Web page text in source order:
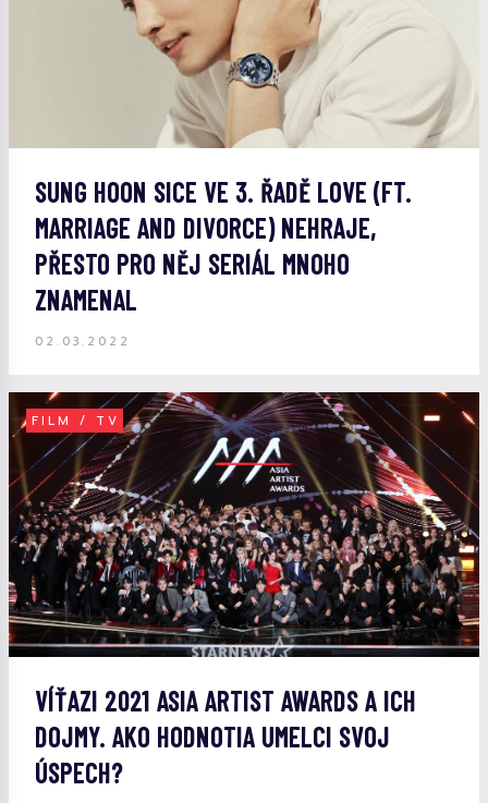
SUNG HOON SICE VE 3. ŘADĚ LOVE (FT.
MARRIAGE AND DIVORCE) NEHRAJE,
PŘESTO PRO NĚJ SERIÁL MNOHO
ZNAMENAL
02.03.2022
FILM / TV
VÍŤAZI 2021 ASIA ARTIST AWARDS A ICH
DOJMY. AKO HODNOTIA UMELCI SVOJ
ÚSPECH?